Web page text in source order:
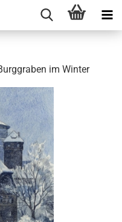
im Winter